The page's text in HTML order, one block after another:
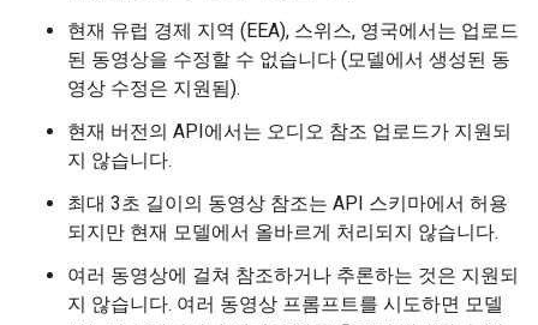
현재 유럽 경제 지역 (EEA), 스위스, 영국에서는 업로드
된 동영상을 수정할 수 없습니다 (모델에서 생성된 동
영상 수정은 지원됨).
현재 버전의 API에서는 오디오 참조 업로드가 지원되
지 않습니다.
최대 3초 길이의 동영상 참조는 API 스키마에서 허용
되지만 현재 모델에서 올바르게 처리되지 않습니다.
여러 동영상에 걸쳐 참조하거나 추론하는 것은 지원되
지 않습니다. 여러 동영상 프롬프트를 시도하면 모델